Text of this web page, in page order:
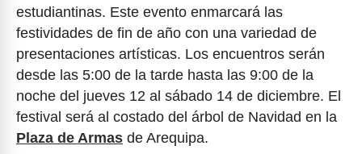
estudiantinas. Este evento enmarcará las
festividades de fin de año con una variedad de
presentaciones artísticas. Los encuentros serán
desde las 5:00 de la tarde hasta las 9:00 de la
noche del jueves 12 al sábado 14 de diciembre. El
festival será al costado del árbol de Navidad en la
Plaza de Armas de Arequipa.